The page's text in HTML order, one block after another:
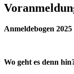
Anmeldebogen 2025
Wo geht es denn